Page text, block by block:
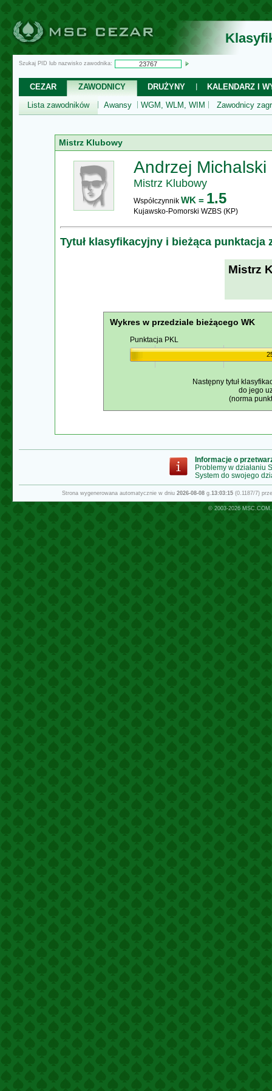
Szukaj PID lub nazwisko zawodnika:
CEZAR ZAWODNICY DRUŻYNY
KALENDARZ I
Lista zawodników
Awansy WGM, WLM, WIM Zawodnicy
Mistrz Klubowy
Andrzej Michalski
Mistrz Klubowy
Współczynnik WK = 1.5
Kujawsko-Pomorski WZBS (KP)
Tytuł klasyfikacyjny i bieżąca punktacja
Mistrz
Wykres w przedziale bieżącego WK
Punktacja PKL
Następny tytuł
do jego
(norma
Informacje o
Problemy w działaniu
System do swojego
Strona wygenerowana automatycznie w dniu 2026-08-08 g.13:03:15 (0.1187/7)
© 2003-2026